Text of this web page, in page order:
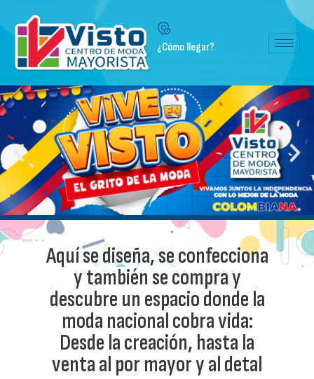
¿Cómo llegar?
Aquí se diseña, se confecciona
y también se compra y
descubre un espacio donde la
moda nacional cobra vida:
Desde la creación, hasta la
venta al por mayor y al detal